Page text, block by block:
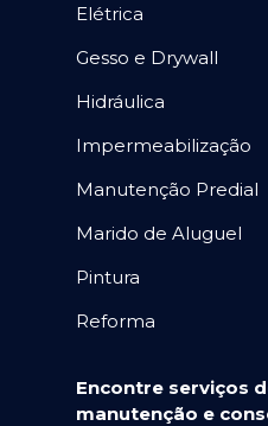
Elétrica
Gesso e Drywall
Hidráulica
Impermeabilização
Manutenção Predial
Marido de Aluguel
Pintura
Reforma
Encontre serviços
manutenção e